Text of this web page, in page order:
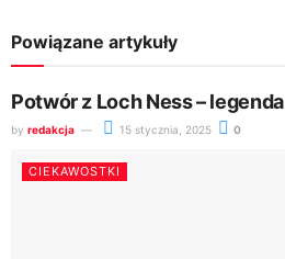
Powiązane artykuły
Potwór z Loch Ness –
by redakcja 15 stycznia, 2025 0
CIEKAWOSTKI